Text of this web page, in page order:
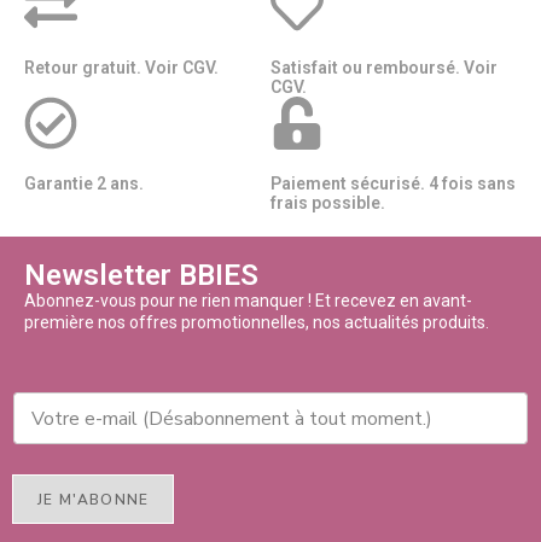
Retour gratuit. Voir CGV.
Satisfait ou remboursé. Voir
CGV.
Garantie 2 ans.
Paiement sécurisé. 4 fois sans
frais possible.
Newsletter BBIES
Abonnez-vous pour ne rien manquer ! Et recevez en avant-
première nos offres promotionnelles, nos actualités produits.
JE M'ABONNE